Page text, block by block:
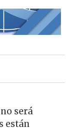
será
están